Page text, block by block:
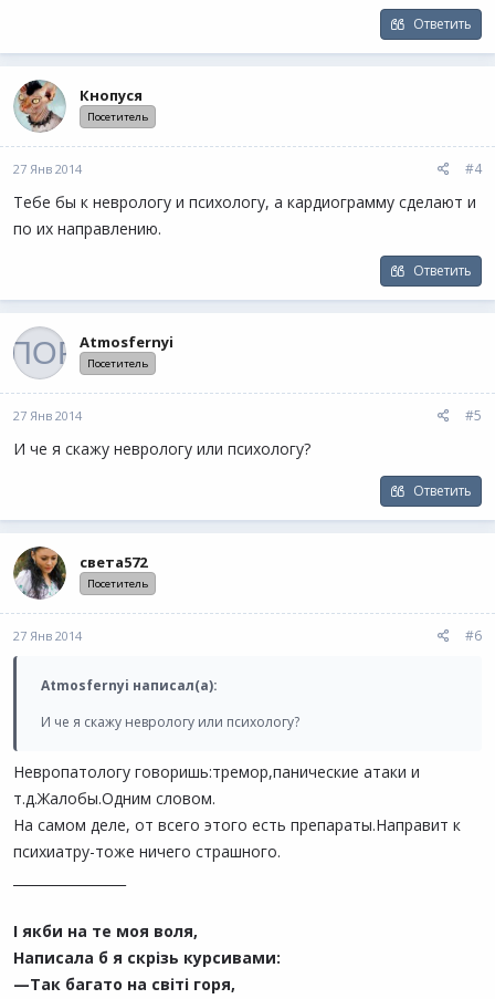
Ответить
Кнопуся
Посетитель
27 Янв 2014 #4
Тебе бы к неврологу и психологу, а кардиограмму сделают и
по их направлению.
Ответить
Atmosfernyi
Посетитель
27 Янв 2014 #5
И че я скажу неврологу или психологу?
Ответить
света572
Посетитель
27 Янв 2014 #6
Atmosfernyi написал(а):
И че я скажу неврологу или психологу?
Невропатологу говоришь:тремор,панические атаки и
т.д.Жалобы.Одним словом.
На самом деле, от всего этого есть препараты.Направит к
психиатру-тоже ничего страшного.
І якби на те моя воля,
Написала б я скрізь курсивами:
—Так багато на світі горя,